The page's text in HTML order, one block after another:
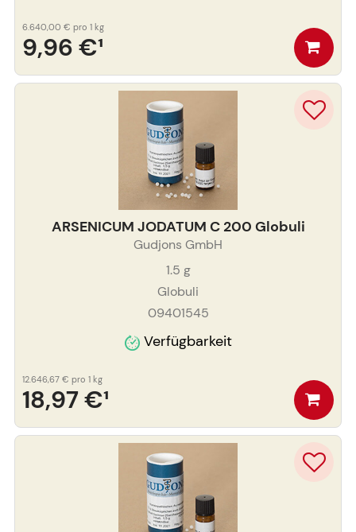
9,96 €¹
6.640,00 € pro 1 kg
ARSENICUM JODATUM C 200 Globuli
Gudjons GmbH
1.5 g
Globuli
09401545
Verfügbarkeit
18,97 €¹
12.646,67 € pro 1 kg